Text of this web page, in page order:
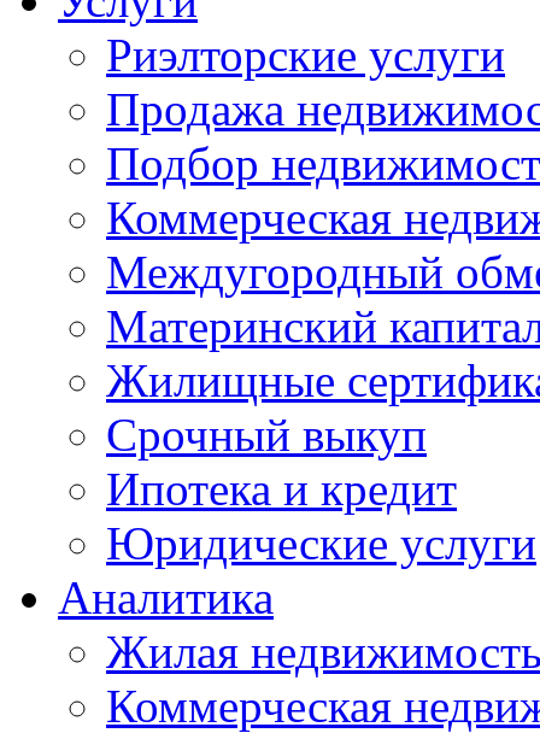
Риэлторские услуги
Продажа
Подбор
Коммерческая
Междугородный
Материнский
Жилищные
Срочный выкуп
Ипотека и кредит
Юридические услуги
Аналитика
Жилая
Коммерческая